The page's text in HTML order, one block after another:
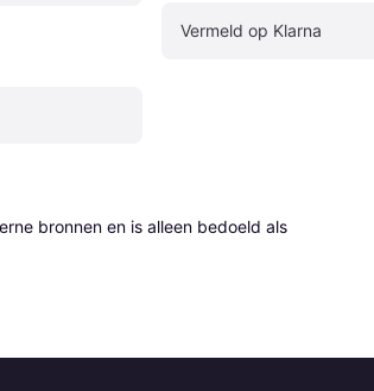
Vermeld op Klarna
bronnen en is alleen bedoeld als